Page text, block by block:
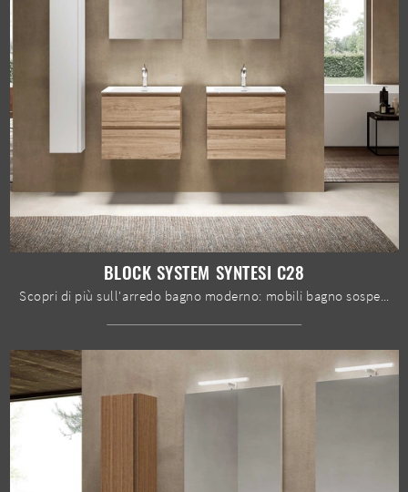
BLOCK SYSTEM SYNTESI C28
Scopri di più sull'arredo bagno moderno: mobili bagno sospesi in melaminico come il modello Block System Syntesi C28 di Baxar ti aspettano.